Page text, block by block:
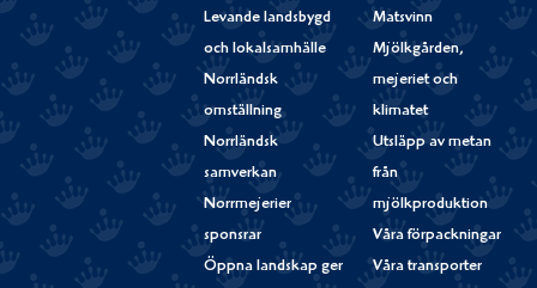
Levande landsbygd
och lokalsamhälle
Norrländsk
omställning
Norrländsk
samverkan
Norrmejerier
sponsrar
Öppna landskap ger
Matsvinn
Mjölkgården,
mejeriet och
klimatet
Utsläpp av metan
från
mjölkproduktion
Våra förpackningar
Våra transporter